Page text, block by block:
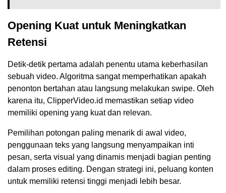
Opening Kuat untuk Meningkatkan
Retensi
Detik-detik pertama adalah penentu utama keberhasilan
sebuah video. Algoritma sangat memperhatikan apakah
penonton bertahan atau langsung melakukan swipe. Oleh
karena itu, ClipperVideo.id memastikan setiap video
memiliki opening yang kuat dan relevan.
Pemilihan potongan paling menarik di awal video,
penggunaan teks yang langsung menyampaikan inti
pesan, serta visual yang dinamis menjadi bagian penting
dalam proses editing. Dengan strategi ini, peluang konten
untuk memiliki retensi tinggi menjadi lebih besar.